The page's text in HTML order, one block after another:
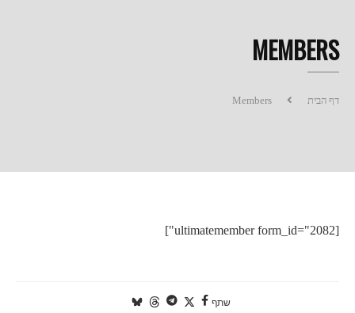
MEMBERS
דף הבית Members
[ultimatemember form_id="2082"]
שתף